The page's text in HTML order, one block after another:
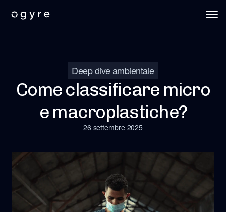
Deep dive ambientale
Come classificare micro
e macroplastiche?
26 settembre 2025